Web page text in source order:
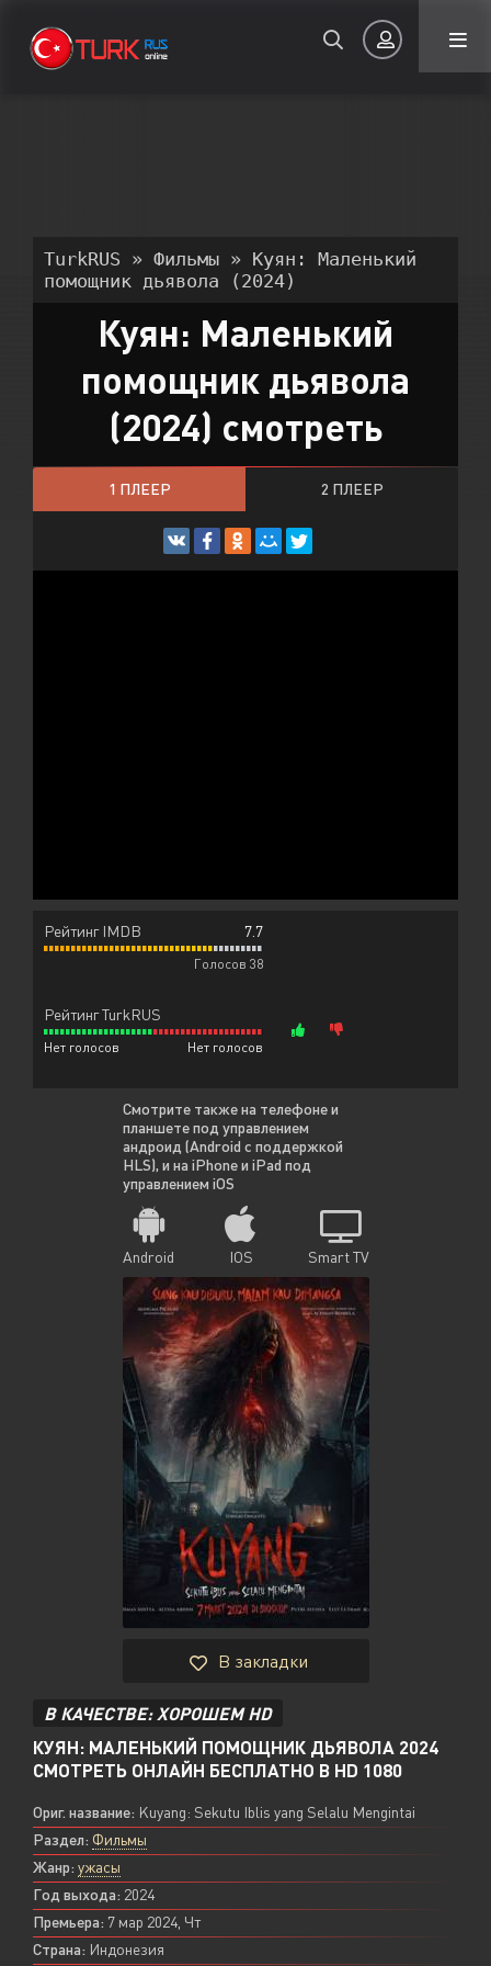
Запомнить
ВОЙТИ НА САЙТ
Восстановить пароль
TurkRUS » Фильмы » Куян: Маленький
помощник дьявола (2024)
Куян: Маленький
помощник дьявола
(2024) смотреть
1 ПЛЕЕР 2 ПЛЕЕР
Рейтинг IMDB 7.7
Голосов 38
Рейтинг TurkRUS
Нет голосов Нет голосов
Смотрите также на телефоне и
планшете под управлением
андроид (Android с поддержкой
HLS), и на iPhone и iPad под
управлением iOS
Android IOS Smart TV
В закладки
В КАЧЕСТВЕ: ХОРОШЕМ HD
КУЯН: МАЛЕНЬКИЙ ПОМОЩНИК ДЬЯВОЛА 2024
СМОТРЕТЬ ОНЛАЙН БЕСПЛАТНО В HD 1080
Ориг. название: Kuyang: Sekutu Iblis yang Selalu Mengintai
Раздел: Фильмы
Жанр: ужасы
Год выхода: 2024
Премьера: 7 мар 2024, Чт
Страна: Индонезия